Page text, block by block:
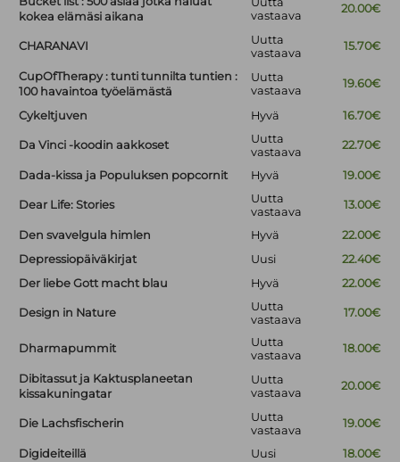
kokea elämäsi aikana
vastaava
20.00€
CHARANAVI
Uutta
vastaava
15.70€
CupOfTherapy : tunti tunnilta tuntien :
100 havaintoa työelämästä
Uutta
vastaava
19.60€
Cykeltjuven Hyvä 16.70€
Da Vinci -koodin aakkoset
Uutta
vastaava
22.70€
Dada-kissa ja Populuksen popcornit Hyvä 19.00€
Dear Life: Stories
Uutta
vastaava
13.00€
Den svavelgula himlen Hyvä
22.00€
Depressiopäiväkirjat
Uusi
22.40€
Der liebe Gott macht blau
Hyvä 22.00€
Design in Nature
Uutta
vastaava
17.00€
Dharmapummit
Uutta
vastaava
18.00€
Dibitassut ja Kaktusplaneetan
kissakuningatar
Uutta
vastaava
20.00€
Die Lachsfischerin
Uutta
vastaava
19.00€
Digideiteillä Uusi
18.00€